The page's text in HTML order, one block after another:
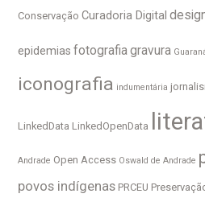
Conservação Curadoria Digital
epidemias fotografiagravura
iconografia indumentária
LinkedData LinkedOpenData
Andrade Open Access Oswald de Andrade
povos indígenas PRCEU